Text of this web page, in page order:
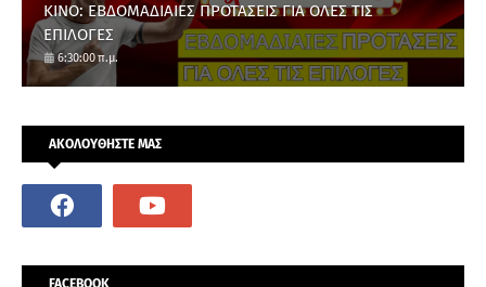
ΚΙΝΟ: ΕΒΔΟΜΑΔΙΑΙΕΣ ΠΡΟΤΑΣΕΙΣ ΓΙΑ ΟΛΕΣ ΤΙΣ
ΕΠΙΛΟΓΕΣ
6:30:00 π.μ.
ΑΚΟΛΟΥΘΗΣΤΕ ΜΑΣ
FACEBOOK